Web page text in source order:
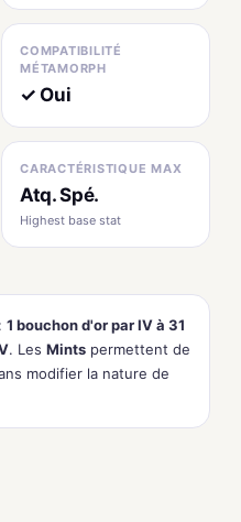
COMPATIBILITÉ
MÉTAMORPH
✓ Oui
CARACTÉRISTIQUE MAX
Atq. Spé.
Highest base stat
1 bouchon d'or par IV à 31
. Les Mints permettent de
modifier la nature de